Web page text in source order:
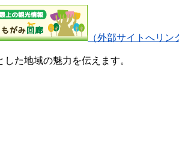
（外部サイトへリン
した地域の魅力を伝えます。